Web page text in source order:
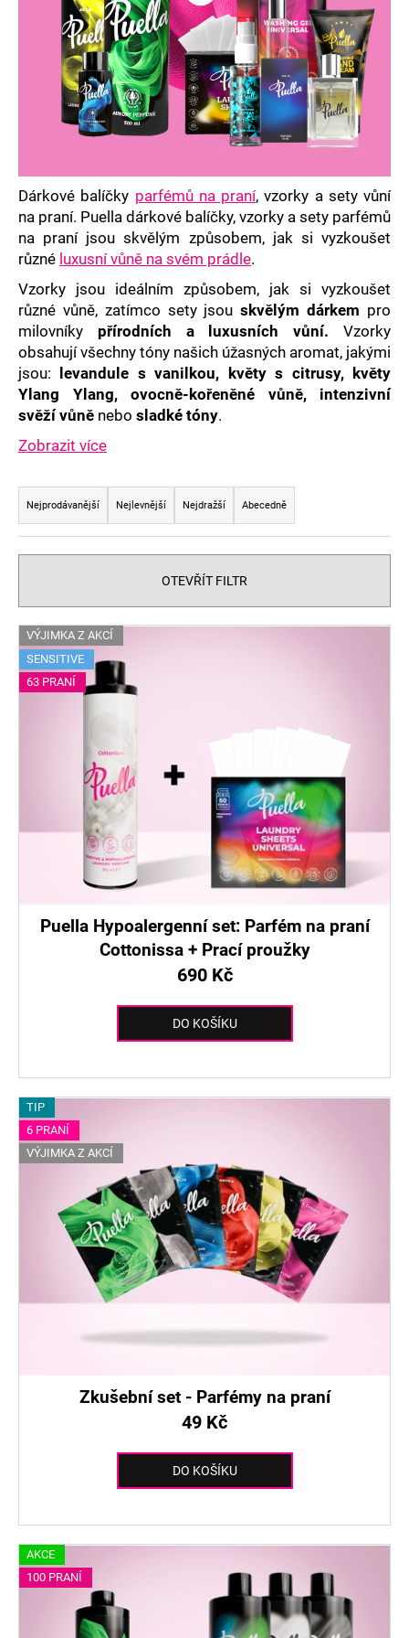
Dárkové balíčky parfémů na praní, vzorky a sety vůní
na praní. Puella dárkové balíčky, vzorky a sety parfémů
na praní jsou skvělým způsobem, jak si vyzkoušet
různé luxusní vůně na svém prádle.
Vzorky jsou ideálním způsobem, jak si vyzkoušet
různé vůně, zatímco sety jsouskvělým dárkem pro
milovníky přírodních a luxusních vůní. Vzorky
obsahují všechny tóny našich úžasných aromat, jakými
jsou:
levandule s vanilkou, květy s citrusy, květy
Ylang Ylang, ovocně-kořeněné vůně, intenzivní
svěží vůně nebo sladké tóny.
Zobrazit více
Ř
a
z
e
í
p
r
o
d
Nejprodávanější Nejlevnější Nejdražší Abecedně
OTEVŘÍT FILTR
V
ý
p
d
VÝJIMKA Z AKCÍ
SENSITIVE
63 PRANÍ
Puella Hypoalergenní set: Parfém na praní
Cottonissa + Prací proužky
690 Kč
DO KOŠÍKU
TIP
6 PRANÍ
VÝJIMKA Z AKCÍ
Zkušební set - Parfémy na praní
49 Kč
DO KOŠÍKU
AKCE
100 PRANÍ
HLEDAT
D
o
p
o
r
u
č
j
m
e